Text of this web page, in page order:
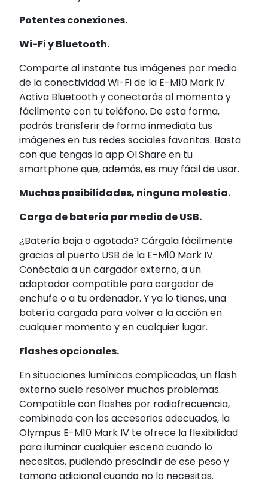
Potentes conexiones.
Wi-Fi y Bluetooth.
Comparte al instante tus imágenes por medio
de la conectividad Wi-Fi de la E-M10 Mark IV.
Activa Bluetooth y conectarás al momento y
fácilmente con tu teléfono. De esta forma,
podrás transferir de forma inmediata tus
imágenes en tus redes sociales favoritas. Basta
con que tengas la app OI.Share en tu
smartphone que, además, es muy fácil de usar.
Muchas posibilidades, ninguna molestia.
Carga de batería por medio de USB.
¿Batería baja o agotada? Cárgala fácilmente
gracias al puerto USB de la E-M10 Mark IV.
Conéctala a un cargador externo, a un
adaptador compatible para cargador de
enchufe o a tu ordenador. Y ya lo tienes, una
batería cargada para volver a la acción en
cualquier momento y en cualquier lugar.
Flashes opcionales.
En situaciones lumínicas complicadas, un flash
externo suele resolver muchos problemas.
Compatible con flashes por radiofrecuencia,
combinada con los accesorios adecuados, la
Olympus E-M10 Mark IV te ofrece la flexibilidad
para iluminar cualquier escena cuando lo
necesitas, pudiendo prescindir de ese peso y
tamaño adicional cuando no lo necesitas.